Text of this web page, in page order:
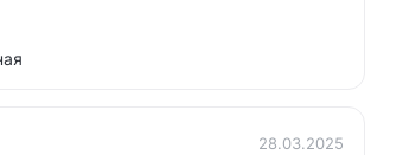
28.03.2025